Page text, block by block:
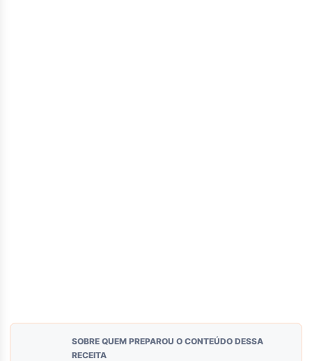
SOBRE QUEM PREPAROU O CONTEÚDO DESSA
RECEITA